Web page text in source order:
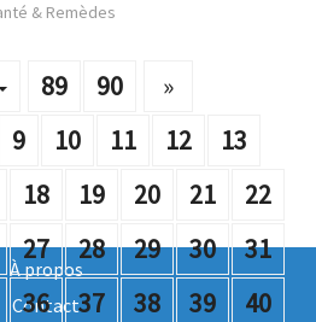
& Remèdes
9 10 11 12
13
18 19 20 21
22
27 28 29 30
31
36 37 38 39
40
89 90 »
À propos
Contact